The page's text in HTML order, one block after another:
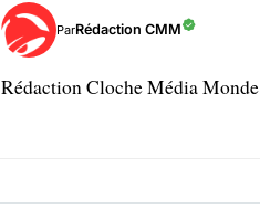
ParRédaction CMM
Rédaction Cloche Média Monde